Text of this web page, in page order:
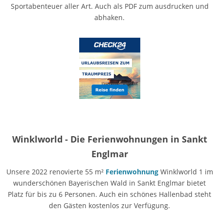
Sportabenteuer aller Art. Auch als PDF zum ausdrucken und
abhaken.
Winklworld - Die Ferienwohnungen in Sankt
Englmar
Unsere 2022 renovierte 55 m² FerienwohnungWinklworld 1 im
wunderschönen Bayerischen Wald in Sankt Englmar bietet
Platz für bis zu 6 Personen. Auch ein schönes Hallenbad steht
den Gästen kostenlos zur Verfügung.